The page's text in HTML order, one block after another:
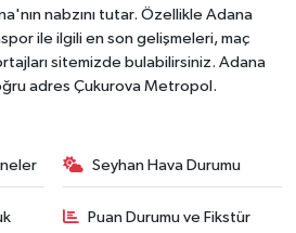
nabzını tutar. Özellikle Adana
ile ilgili en son gelişmeleri, maç
sitemizde bulabilirsiniz. Adana
adres Çukurova Metropol.
Seyhan Hava Durumu
Puan Durumu ve Fikstür